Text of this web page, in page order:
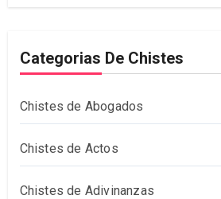
Categorias De Chistes
Chistes de Abogados
Chistes de Actos
Chistes de Adivinanzas